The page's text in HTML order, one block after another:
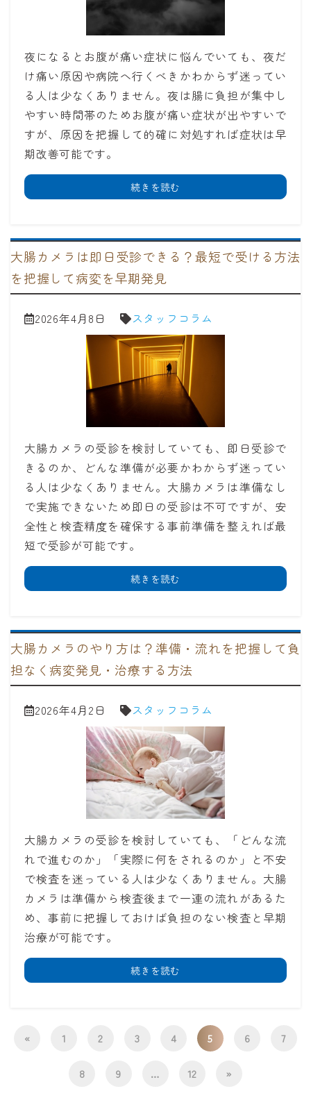
夜になるとお腹が痛い症状に悩んでいても、夜だ
け痛い原因や病院へ行くべきかわからず迷ってい
る人は少なくありません。夜は腸に負担が集中し
やすい時間帯のためお腹が痛い症状が出やすいで
すが、原因を把握して的確に対処すれば症状は早
期改善可能です。
続きを読む
大腸カメラは即日受診できる？最短で受ける方法
を把握して病変を早期発見
2026年4月8日 スタッフコラム
大腸カメラの受診を検討していても、即日受診で
きるのか、どんな準備が必要かわからず迷ってい
る人は少なくありません。大腸カメラは準備なし
で実施できないため即日の受診は不可ですが、安
全性と検査精度を確保する事前準備を整えれば最
短で受診が可能です。
続きを読む
大腸カメラのやり方は？準備・流れを把握して負
担なく病変発見・治療する方法
2026年4月2日 スタッフコラム
大腸カメラの受診を検討していても、「どんな流
れで進むのか」「実際に何をされるのか」と不安
で検査を迷っている人は少なくありません。大腸
カメラは準備から検査後まで一連の流れがあるた
め、事前に把握しておけば負担のない検査と早期
治療が可能です。
続きを読む
« 1 2 3 4 5 6 7
8 9 … 12 »